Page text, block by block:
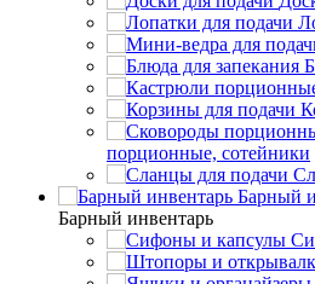
порционные, сотейники
Барный
Барный инвентарь